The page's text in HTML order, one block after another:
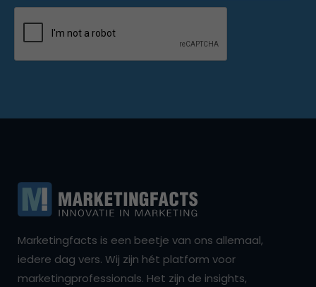
Marketingfacts is een beetje van ons allemaal,
iedere dag vers. Wij zijn hét platform voor
marketingprofessionals. Het zijn de insights,